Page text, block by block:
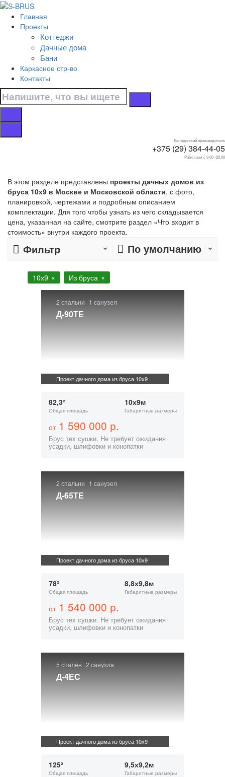
Перейти к контенту
Главная
Проекты
Коттеджи
Дачные дома
Бани
Каркасное стр-во
Контакты
Белорусский производитель
+375 (29) 384-44-05
Работаем с 9.00 -20.00
Главная
Дачные дома
10х9
Дачные дома 10х9 из
бруса
В этом разделе представлены проекты дачных домов из
бруса 10х9 в Москве и Московской области, с фото,
планировкой, чертежами и подробным описанием
комплектации. Для того чтобы узнать из чего складывается
цена, указанная на сайте, смотрите раздел «Что входит в
стоимость» внутри каждого проекта.
Фильтр По умолчанию
10х9 Из бруса
2 спальни 1 санузел
Д-90ТЕ
Проект дачного дома из бруса 10х9
82,3²
Общая площадь
10х9м
Габаритные размеры
от1 590 000 р.
Брус тех сушки. Не требует ожидания
усадки, шлифовки и конопатки
2 спальни 1 санузел
Д-65ТЕ
Проект дачного дома из бруса 10х9
78²
Общая площадь
8,8х9,8м
Габаритные размеры
от1 540 000 р.
Брус тех сушки. Не требует ожидания
усадки, шлифовки и конопатки
5 спален 2 санузла
Д-4ЕС
Проект дачного дома из бруса 10х9
125²
Общая площадь
9,5х9,2м
Габаритные размеры